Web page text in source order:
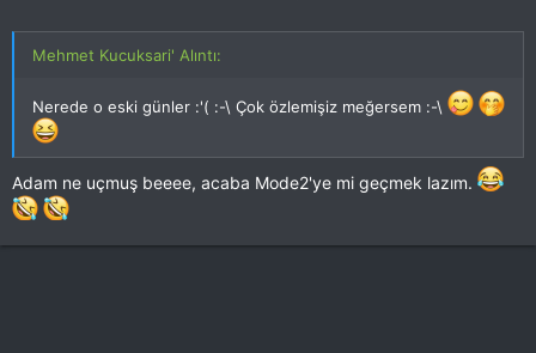
Mehmet Kucuksari' Alıntı:
Nerede o eski günler :'( :-\ Çok özlemişiz meğersem :-\
Adam ne uçmuş beeee, acaba Mode2'ye mi geçmek lazım.